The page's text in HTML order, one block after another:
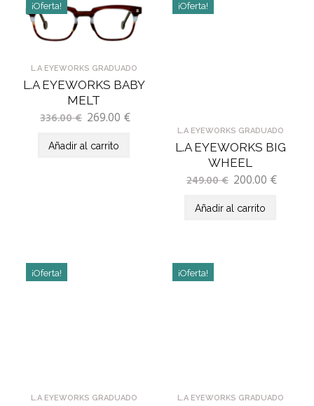
L.A EYEWORKS GRADUADO
L.A EYEWORKS BABY
MELT
336.00€ 269.00 €
¡Oferta!
Añadir al carrito
L.A EYEWORKS GRADUADO
L.A EYEWORKS BIG
WHEEL
249.00€ 200.00 €
¡Oferta!
Añadir al carrito
L.A EYEWORKS GRADUADO
¡Oferta!
L.A EYEWORKS GRADUADO
¡Oferta!